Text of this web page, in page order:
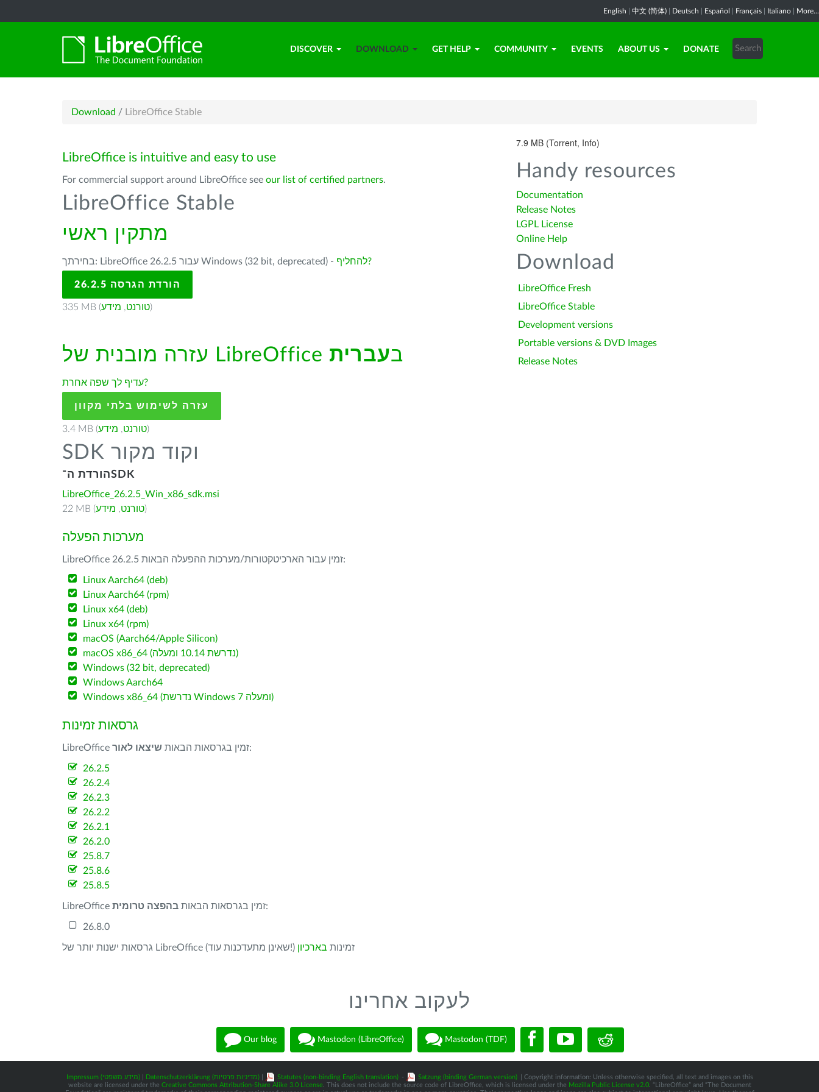
English 中文 (简体) Deutsch Español Français Italiano More...
DISCOVER DOWNLOAD GET HELP COMMUNITY EVENTS ABOUT US DONATE
Download / LibreOffice Stable
LibreOffice is intuitive and easy to use
For commercial support around LibreOffice see our list of certified partners.
LibreOffice Stable
מתקין ראשי
בחירתך: LibreOffice 26.2.5 עבור Windows (32 bit, deprecated) - להחליף?
הורדת הגרסה 26.2.5
335 MB ( טורנט, מידע )
עזרה מובנית של LibreOffice בעברית
עדיף לך שפה אחרת?
עזרה לשימוש בלתי מקוון
3.4 MB ( טורנט, מידע )
SDK וקוד מקור
הורדת ה־SDK
LibreOffice_26.2.5_Win_x86_sdk.msi
22 MB (
טורנט, מידע )
מערכות הפעלה
LibreOffice 26.2.5 זמין עבור הארכיטקטורות/מערכות ההפעלה הבאות:
Linux Aarch64 (deb)
Linux Aarch64 (rpm)
Linux x64 (deb)
Linux x64 (rpm)
macOS (Aarch64/Apple Silicon)
macOS x86_64 (נדרשת 10.14 ומעלה)
Windows (32 bit, deprecated)
Windows Aarch64
Windows x86_64 (נדרשת Windows 7 ומעלה)
גרסאות זמינות
LibreOffice זמין בגרסאות הבאות שיצאו לאור :
26.2.5
26.2.4
26.2.3
26.2.2
26.2.1
26.2.0
25.8.7
25.8.6
25.8.5
LibreOffice זמין בגרסאות הבאות בהפצה טרומית :
26.8.0
גרסאות ישנות יותר של LibreOffice (שאינן מתעדכנות עוד!) זמינות בארכיון
7.9 MB (Torrent, Info)
Handy resources
Documentation
Release Notes
LGPL License
Online Help
Download
LibreOffice Fresh
LibreOffice Stable
Development versions
Portable versions & DVD Images
Release Notes
לעקוב אחרינו
Our blog Mastodon (LibreOffice) Mastodon (TDF)
Impressum (מידע משפטי)| Datenschutzerklärung (מדיניות פרטיות)| Statutes (non-binding English translation) - Satzung (binding German version)
| Copyright information: Unless otherwise specified, all text and images on this
website are licensed under the Creative Commons Attribution-Share Alike 3.0 License. This does not include the source code of LibreOffice, which is licensed under the Mozilla Public License v2.0. “LibreOffice” and “The Document